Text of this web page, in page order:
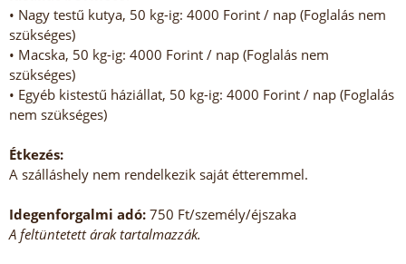
• Nagy testű kutya, 50 kg-ig: 4000 Forint / nap (Foglalás nem
szükséges)
• Macska, 50 kg-ig: 4000 Forint / nap (Foglalás nem
szükséges)
• Egyéb kistestű háziállat, 50 kg-ig: 4000 Forint / nap (Foglalás
nem szükséges)
Étkezés:
A szálláshely nem rendelkezik saját étteremmel.
Idegenforgalmi adó: 750 Ft/személy/éjszaka
A feltüntetett árak tartalmazzák.